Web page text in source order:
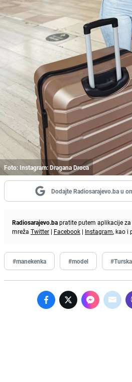
Foto: Instagram: Dragana Droca
Dodajte Radiosarajevo.ba u
Radiosarajevo.bapratite putem aplikacije za
mreža Twitter | Facebook | Instagram, kao i
#manekenka #model #Turska